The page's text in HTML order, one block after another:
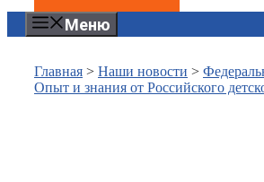
Меню
Главная > Наши новости >
Опыт и знания от Российского